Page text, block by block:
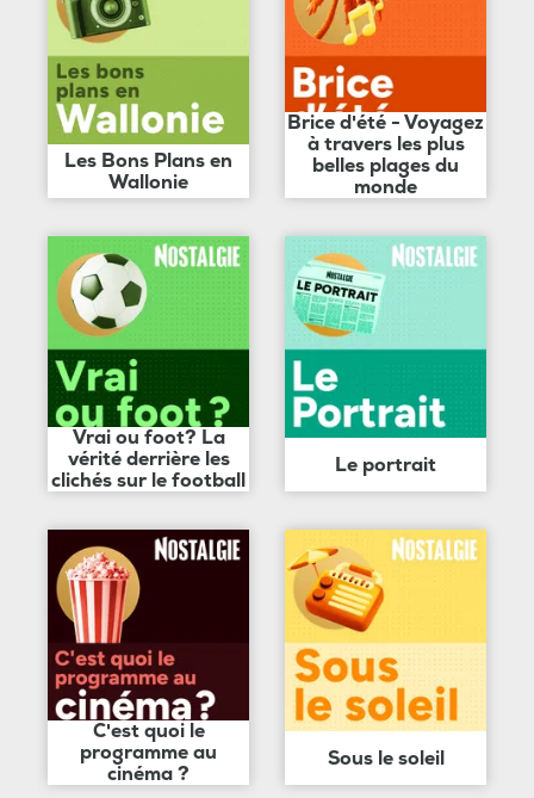
Les Bons Plans en
Wallonie
Brice d'été - Voyagez
à travers les plus
belles plages du
monde
Vrai ou foot? La
vérité derrière les
clichés sur le football
Le portrait
C'est quoi le
programme au
cinéma ?
Sous le soleil